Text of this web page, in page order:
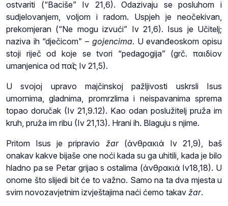
ostvariti (“Baciše” Iv 21,6). Odazivaju se posluhom i
sudjelovanjem, voljom i radom. Uspjeh je neočekivan,
prekomjeran (“Ne mogu izvući” Iv 21,6). Isus je Učitelj;
naziva ih “dječicom” – gojencima. U evanđeoskom opisu
stoji riječ od koje se tvori “pedagogija” (grč. παιδίον
umanjenica od παῖς Iv 21,5).
U svojoj upravo majčinskoj pažljivosti uskrsli Isus
umornima, gladnima, promrzlima i neispavanima sprema
topao doručak (Iv 21,9.12). Kao odan poslužitelj pruža im
kruh, pruža im ribu (Iv 21,13). Hrani ih. Blaguju s njime.
Pritom Isus je pripravio žar(ἀνθρακιά Iv 21,9), baš
onakav kakve bijaše one noći kada su ga uhitili, kada je bilo
hladno pa se Petar grijao s ostalima (ἀνθρακιά Iv18,18). U
onome što slijedi bit će to važno. Samo na ta dva mjesta u
svim novozavjetnim izvještajima naći ćemo takav žar.